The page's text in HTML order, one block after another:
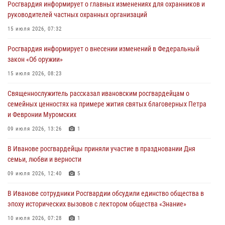
торжественных мероприятиях, посвященных празднованию Дня
Воздушно-десантных войск
02 августа 2026, 11:46
Мероприятия в рамках акции «Каникулы с Росгвардией»
продолжаются в Ивановской области
31 июля 2026, 11:08
В Ивановской области при содействии Росгвардии задержаны
подозреваемые в серии автомобильных краж
30 июля 2026, 12:41
празднования Дня Крещения Руси
28 июля 2026, 08:57
Росгвардия информирует о главных изменениях для охранников и
руководителей частных охранных организаций
15 июля 2026, 07:32
Росгвардия информирует о внесении изменений в Федеральный
закон «Об оружии»
15 июля 2026, 08:23
Священнослужитель рассказал ивановским росгвардейцам о
семейных ценностях на примере жития святых благоверных Петра
и Февронии Муромских
09 июля 2026, 13:26 1
В Иванове росгвардейцы приняли участие в праздновании Дня
семьи, любви и верности
09 июля 2026, 12:40 5
В Иванове сотрудники Росгвардии обсудили единство общества в
эпоху исторических вызовов с лектором общества «Знание»
10 июля 2026, 07:28 1